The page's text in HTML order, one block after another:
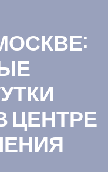
ЦЕНТРЕ